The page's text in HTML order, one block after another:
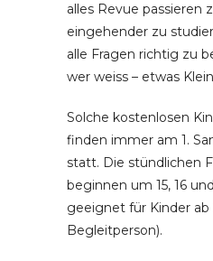
alles Revue passieren
eingehender zu
alle Fragen richtig zu
wer weiss – etwas
Solche kostenlosen
finden immer am 1.
statt. Die stündlichen
beginnen um 15, 16
geeignet für Kinder
Begleitperson).